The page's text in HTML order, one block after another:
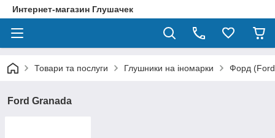
Интернет-магазин Глушачек
Товари та послуги Глушники на іномарки Форд
Ford Granada